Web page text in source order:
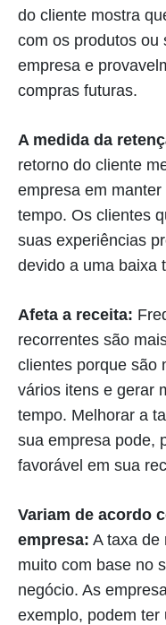
do cliente mostra
com os produtos ou
empresa e
compras futuras.
A medida da
retorno do cliente
empresa em
tempo. Os clientes
suas experiências
devido a uma baixa
Afeta a receita:
recorrentes são
clientes porque são
vários itens e gerar
tempo. Melhorar a
sua empresa pode,
favorável em sua
Variam de acordo
empresa: A taxa de
muito com base no
negócio. As
exemplo, podem ter